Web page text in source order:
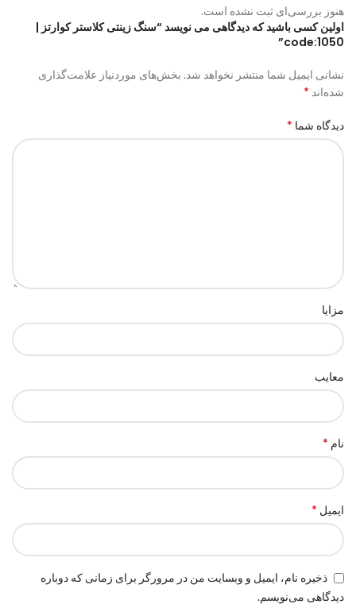
هنوز بررسی‌ای ثبت نشده است.
اولین کسی باشید که دیدگاهی می نویسد “سنگ زینتی کلاستر کوارتز |
code:1050”
نشانی ایمیل شما منتشر نخواهد شد. بخش‌های موردنیاز علامت‌گذاری
شده‌اند *
دیدگاه شما *
مزایا
معایب
نام *
ایمیل *
ذخیره نام، ایمیل و وبسایت من در مرورگر برای زمانی که دوباره
دیدگاهی می‌نویسم.